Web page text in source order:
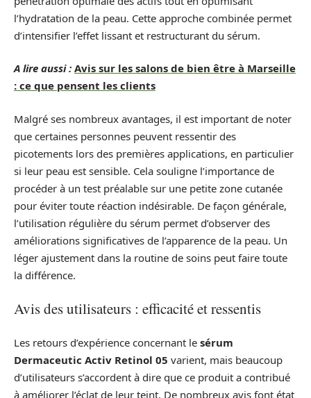
l’hydratation de la peau. Cette approche combinée permet
d’intensifier l’effet lissant et restructurant du sérum.
A lire aussi : Avis sur les salons de bien être à Marseille
: ce que pensent les clients
Malgré ses nombreux avantages, il est important de noter
que certaines personnes peuvent ressentir des
picotements lors des premières applications, en particulier
si leur peau est sensible. Cela souligne l’importance de
procéder à un test préalable sur une petite zone cutanée
pour éviter toute réaction indésirable. De façon générale,
l’utilisation régulière du sérum permet d’observer des
améliorations significatives de l’apparence de la peau. Un
léger ajustement dans la routine de soins peut faire toute
la différence.
Avis des utilisateurs : efficacité et ressentis
Les retours d’expérience concernant le sérum
Dermaceutic Activ Retinol 05 varient, mais beaucoup
d’utilisateurs s’accordent à dire que ce produit a contribué
à améliorer l’éclat de leur teint. De nombreux avis font état